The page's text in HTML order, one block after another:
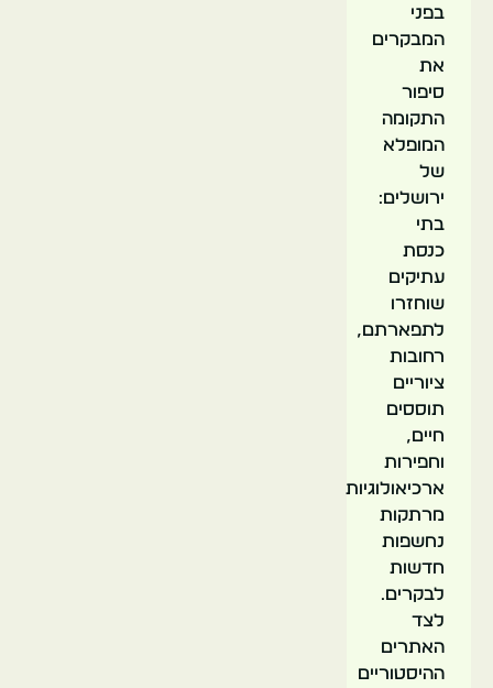
בפני
המבקרים
את
סיפור
התקומה
המופלא
של
ירושלים:
בתי
כנסת
עתיקים
שוחזרו
לתפארתם,
רחובות
ציוריים
תוססים
חיים,
וחפירות
ארכיאולוגיות
מרתקות
נחשפות
חדשות
לבקרים.
לצד
האתרים
ההיסטוריים